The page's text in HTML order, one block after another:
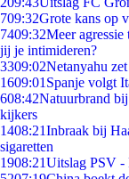
709:32Grote kans op
7409:32Meer
jij je intimideren?
3309:02Netanyahu
1609:01 Spanje volgt
608:42Natuurbrand
kijkers
1408:21Inbraak bij
sigaretten
1908:21Uitslag PSV -